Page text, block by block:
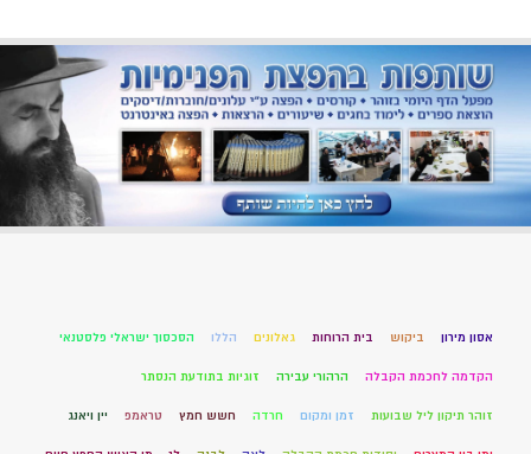
אסון מירון ביקוש בית הרוחות גאלונים הללו הסכסוך ישראלי פלסטנאי
הקדמה לחכמת הקבלה הרהורי עבירה זוגיות בתודעת הנסתר
זוהר תיקון ליל שבועות זמן ומקום חרדה חשש חמץ טראמפ יין ויאנג